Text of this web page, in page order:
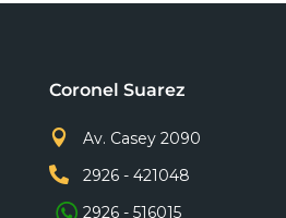
Coronel Suarez

Av. Casey 2090

2926 - 421048
2926 - 516015